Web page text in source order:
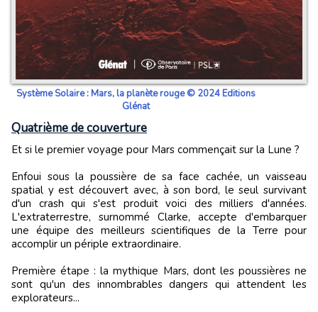
Système Solaire : Mars, la planète rouge © 2024 Editions
Glénat
Quatrième de couverture
Et si le premier voyage pour Mars commençait sur la Lune ?
Enfoui sous la poussière de sa face cachée, un vaisseau
spatial y est découvert avec, à son bord, le seul survivant
d'un crash qui s'est produit voici des milliers d'années.
L'extraterrestre, surnommé Clarke, accepte d'embarquer
une équipe des meilleurs scientifiques de la Terre pour
accomplir un périple extraordinaire.
Première étape : la mythique Mars, dont les poussières ne
sont qu'un des innombrables dangers qui attendent les
explorateurs...